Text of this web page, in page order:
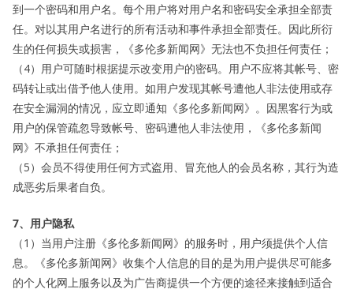
到一个密码和用户名。每个用户将对用户名和密码安全承担全部责
任。对以其用户名进行的所有活动和事件承担全部责任。因此所衍
生的任何损失或损害，《多伦多新闻网》无法也不负担任何责任；
（4）用户可随时根据提示改变用户的密码。用户不应将其帐号、密
码转让或出借予他人使用。如用户发现其帐号遭他人非法使用或存
在安全漏洞的情况，应立即通知《多伦多新闻网》。因黑客行为或
用户的保管疏忽导致帐号、密码遭他人非法使用，《多伦多新闻
网》不承担任何责任；
（5）会员不得使用任何方式盗用、冒充他人的会员名称，其行为造
成恶劣后果者自负。
7、用户隐私
（1）当用户注册《多伦多新闻网》的服务时，用户须提供个人信
息。《多伦多新闻网》收集个人信息的目的是为用户提供尽可能多
的个人化网上服务以及为广告商提供一个方便的途径来接触到适合